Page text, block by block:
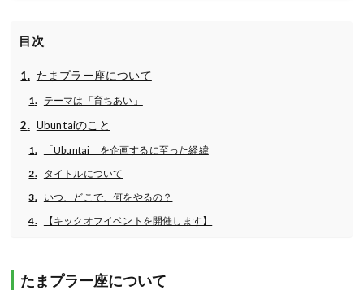
目次
たまプラー座について
テーマは「育ちあい」
Ubuntaiのこと
「Ubuntai」を企画するに至った経緯
タイトルについて
いつ、どこで、何をやるの？
【キックオフイベントを開催します】
たまプラー座について